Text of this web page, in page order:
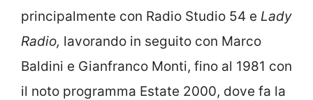
principalmente con Radio Studio 54 e Lady
Radio, lavorando in seguito con Marco
Baldini e Gianfranco Monti, fino al 1981 con
il noto programma Estate 2000, dove fa la